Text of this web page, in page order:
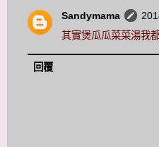
Sandymama
其實煲瓜瓜菜菜湯我
回覆